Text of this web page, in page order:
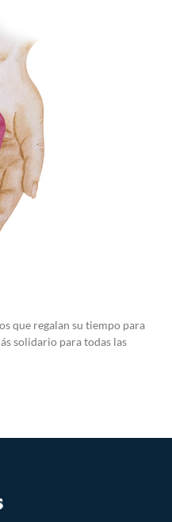
que regalan su tiempo para
solidario para todas las